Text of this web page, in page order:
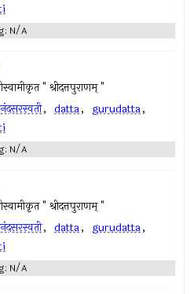
N/A
" श्रीदत्तपुराणम् "
, datta, gurudatta,
N/A
" श्रीदत्तपुराणम् "
, datta, gurudatta,
N/A